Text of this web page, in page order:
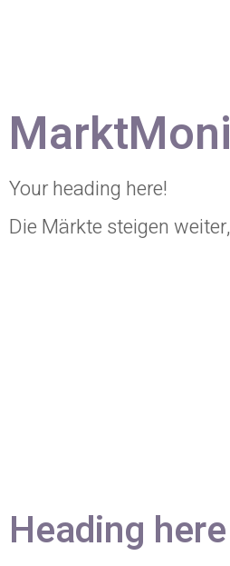
Your heading here!
Die Märkte steigen
Heading here